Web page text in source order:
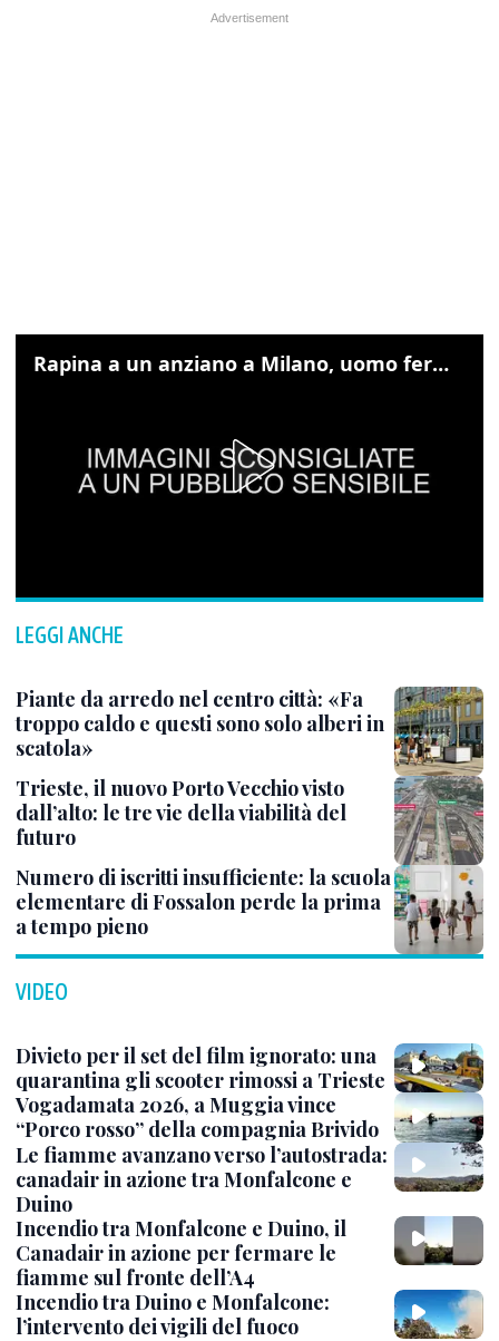
Rapina a un anziano a Milano, uomo fermato grazie alle foto sul cellulare
LEGGI ANCHE
Piante da arredo nel centro città: «Fa
troppo caldo e questi sono solo alberi in
scatola»
Trieste, il nuovo Porto Vecchio visto
dall’alto: le tre vie della viabilità del
futuro
Numero di iscritti insufficiente: la scuola
elementare di Fossalon perde la prima
a tempo pieno
VIDEO
Divieto per il set del film ignorato: una
quarantina gli scooter rimossi a Trieste
Vogadamata 2026, a Muggia vince
“Porco rosso” della compagnia Brivido
Le fiamme avanzano verso l’autostrada:
canadair in azione tra Monfalcone e
Duino
Incendio tra Monfalcone e Duino, il
Canadair in azione per fermare le
fiamme sul fronte dell’A4
Incendio tra Duino e Monfalcone:
l’intervento dei vigili del fuoco